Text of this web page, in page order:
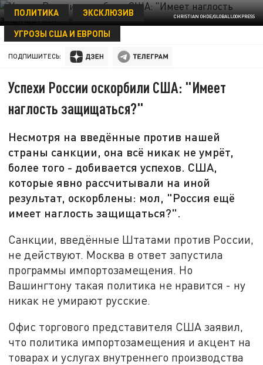
CHRISTIAN OHDE/GLOBALLOOKPRESS
ПОЛИТИКА
ЭКСКЛЮЗИВ
УГРОЗЫ США И ЕВРОПЫ
22 ДЕКАБРЯ 16:18
ПОДПИШИТЕСЬ:
Успехи России оскорбили США: "Имеет
наглость защищаться?"
Несмотря на введённые против нашей
страны санкции, она всё никак не умрёт,
более того - добивается успехов. США,
которые явно рассчитывали на иной
результат, оскорблены: мол, "Россия ещё
имеет наглость защищаться?".
Санкции, введённые Штатами против России,
не действуют. Москва в ответ запустила
программы импортозамещения. Но
Вашингтону такая политика не нравится - ну
никак не умирают русские.
Офис торгового представителя США заявил,
что политика импортозамещения и акцент на
товарах и услугах внутреннего производства